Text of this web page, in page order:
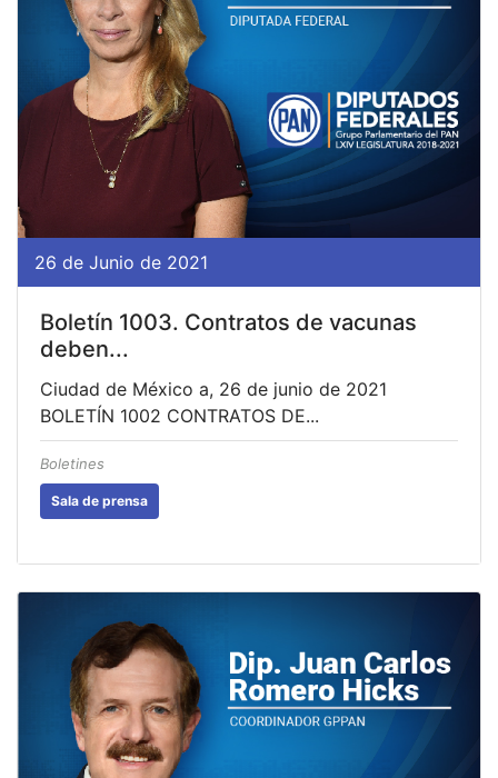
26 de Junio de 2021
Boletín 1003. Contratos de vacunas
deben...
Ciudad de México a, 26 de junio de 2021
BOLETÍN 1002 CONTRATOS DE...
Boletines
Sala de prensa